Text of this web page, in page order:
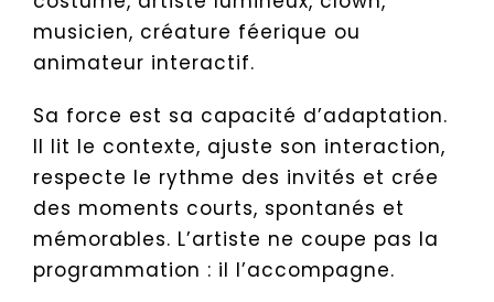
musicien, créature féerique ou
animateur interactif.
Sa force est sa capacité d’adaptation.
Il lit le contexte, ajuste son interaction,
respecte le rythme des invités et crée
des moments courts, spontanés et
mémorables. L’artiste ne coupe pas la
programmation : il l’accompagne.